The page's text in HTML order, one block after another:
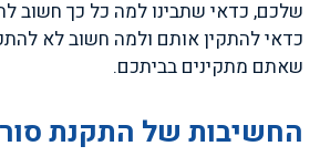
שלכם, כדאי שתבינו למה כל כך חשוב
כדאי להתקין אותם ולמה חשוב לא
שאתם מתקינים בביתכם.
החשיבות של התקנת